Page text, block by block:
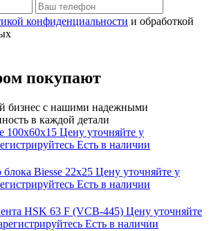
конфиденциальности и обработкой
покупают
бизнес с нашими надежными
в каждой детали
100х60х15 Цену уточняйте у
Есть в наличии
Biesse 22x25 Цену уточняйте у
Есть в наличии
HSK 63 F (VCB-445) Цену уточняйте
Есть в наличии